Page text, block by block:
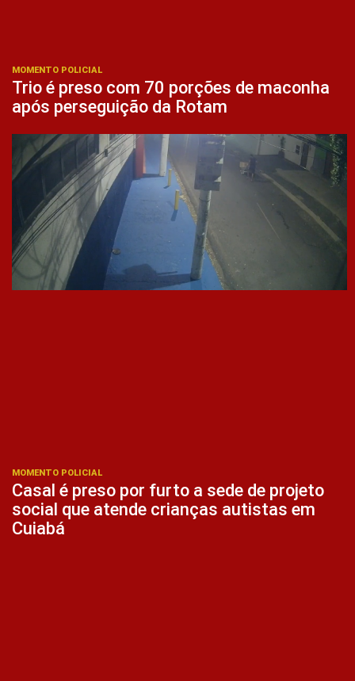
MOMENTO POLICIAL
Trio é preso com 70 porções de maconha
após perseguição da Rotam
MOMENTO POLICIAL
Casal é preso por furto a sede de projeto
social que atende crianças autistas em
Cuiabá